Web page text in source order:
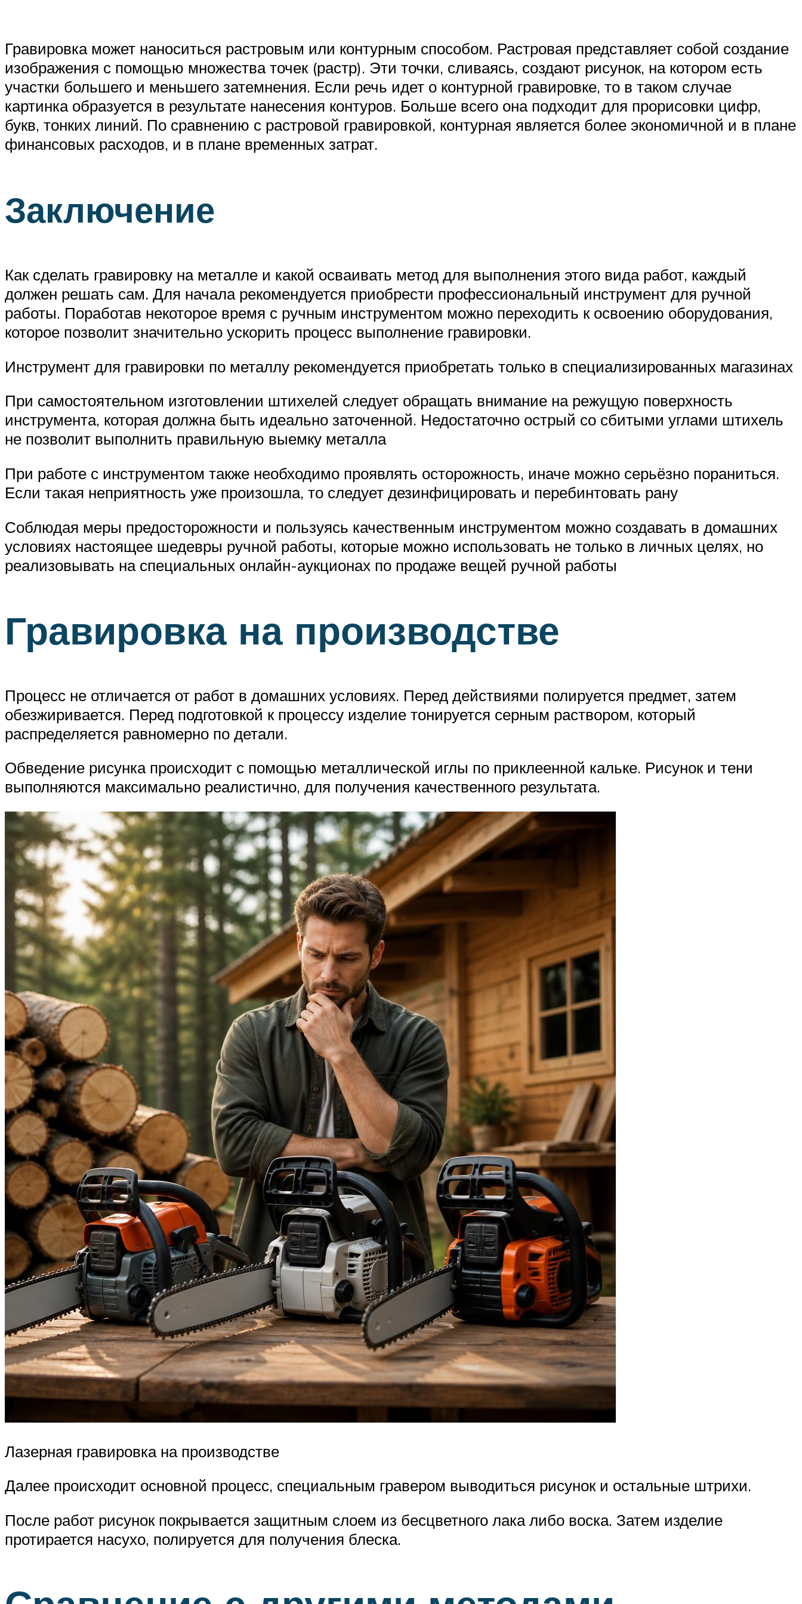
Гравировка может наноситься растровым или контурным способом. Растровая представляет собой создание
изображения с помощью множества точек (растр). Эти точки, сливаясь, создают рисунок, на котором есть
участки большего и меньшего затемнения. Если речь идет о контурной гравировке, то в таком случае
картинка образуется в результате нанесения контуров. Больше всего она подходит для прорисовки цифр,
букв, тонких линий. По сравнению с растровой гравировкой, контурная является более экономичной и в плане
финансовых расходов, и в плане временных затрат.
Заключение
Как сделать гравировку на металле и какой осваивать метод для выполнения этого вида работ, каждый
должен решать сам. Для начала рекомендуется приобрести профессиональный инструмент для ручной
работы. Поработав некоторое время с ручным инструментом можно переходить к освоению оборудования,
которое позволит значительно ускорить процесс выполнение гравировки.
Инструмент для гравировки по металлу рекомендуется приобретать только в специализированных магазинах
При самостоятельном изготовлении штихелей следует обращать внимание на режущую поверхность
инструмента, которая должна быть идеально заточенной. Недостаточно острый со сбитыми углами штихель
не позволит выполнить правильную выемку металла
При работе с инструментом также необходимо проявлять осторожность, иначе можно серьёзно пораниться.
Если такая неприятность уже произошла, то следует дезинфицировать и перебинтовать рану
Соблюдая меры предосторожности и пользуясь качественным инструментом можно создавать в домашних
условиях настоящее шедевры ручной работы, которые можно использовать не только в личных целях, но
реализовывать на специальных онлайн-аукционах по продаже вещей ручной работы
Гравировка на производстве
Процесс не отличается от работ в домашних условиях. Перед действиями полируется предмет, затем
обезжиривается. Перед подготовкой к процессу изделие тонируется серным раствором, который
распределяется равномерно по детали.
Обведение рисунка происходит с помощью металлической иглы по приклеенной кальке. Рисунок и тени
выполняются максимально реалистично, для получения качественного результата.
Лазерная гравировка на производстве
Далее происходит основной процесс, специальным гравером выводиться рисунок и остальные штрихи.
После работ рисунок покрывается защитным слоем из бесцветного лака либо воска. Затем изделие
протирается насухо, полируется для получения блеска.